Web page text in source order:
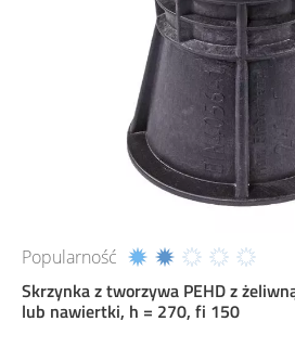
Popularność
Skrzynka z tworzywa PEHD z
lub nawiertki, h = 270, fi 150